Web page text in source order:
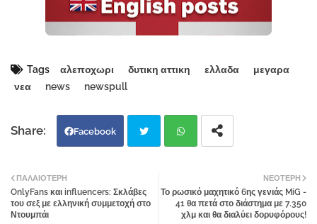
Tags αλεποχωρι δυτικη αττικη ελλαδα
μεγαρα
νεα
news newspull
Facebook
tter atsa
ΝΕΌΤΕΡΗ
Το ρωσικό μαχητικό 6ης γενιάς MiG -
41 θα πετά στο διάστημα με 7.350
χλμ και θα διαλύει δορυφόρους!
ΠΑΛΑΙΌΤΕΡΗ
OnlyFans και influencers: Σκλάβες
του σεξ με ελληνική συμμετοχή στο
Ντουμπάι